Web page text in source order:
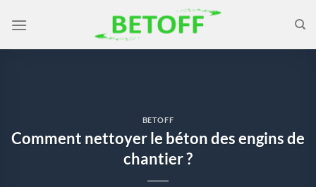
BETOFF
Comment nettoyer le béton des engins de
chantier ?